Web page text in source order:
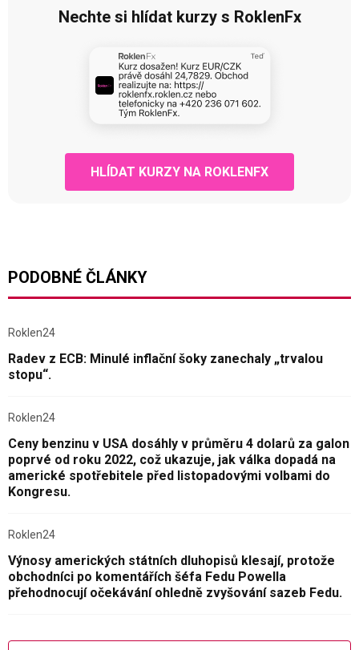
Nechte si hlídat kurzy s RoklenFx
HLÍDAT KURZY NA ROKLENFX
PODOBNÉ ČLÁNKY
Roklen24
Radev z ECB: Minulé inflační šoky zanechaly „trvalou
stopu“.
Roklen24
Ceny benzinu v USA dosáhly v průměru 4 dolarů za galon
poprvé od roku 2022, což ukazuje, jak válka dopadá na
americké spotřebitele před listopadovými volbami do
Kongresu.
Roklen24
Výnosy amerických státních dluhopisů klesají, protože
obchodníci po komentářích šéfa Fedu Powella
přehodnocují očekávání ohledně zvyšování sazeb Fedu.